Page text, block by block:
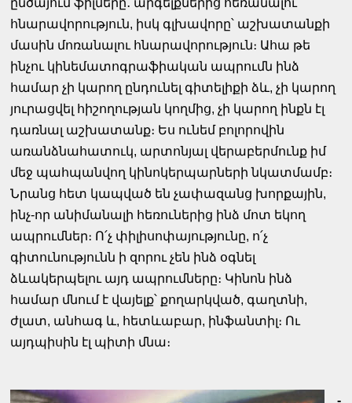
հնարավորություն, իսկ գլխավորը՝ աշխատանքի
մասին մոռանալու հնարավորություն։ Ահա թե
ինչու կինեմատոգրաֆիական ապրումն ինձ
համար չի կարող ընդունել գիտելիքի ձև, չի կարող
յուրացվել հիշողության կողմից, չի կարող ինքն էլ
դառնալ աշխատանք։ Ես ունեմ բոլորովին
առանձնահատուկ, արտոնյալ վերաբերմունք իմ
մեջ պահպանվող կինոկերպարների նկատմամբ։
Նրանց հետ կապված են չափազանց խորքային,
ինչ-որ անիմանալի հեռուներից ինձ մոտ եկող
ապրումներ։ Ո՛չ փիլիսոփայությունը, ո՛չ
գիտունությունն ի զորու չեն ինձ օգնել
ձևակերպելու այդ ապրումները։ Կինոն ինձ
համար մնում է վայելք՝ քողարկված, գաղտնի,
ժլատ, անհագ և, հետևաբար, ինֆանտիլ։ Ու
այդպիսին էլ պիտի մնա։
-